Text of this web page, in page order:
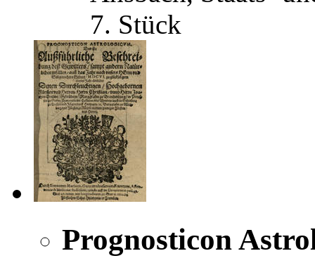
7. Stück
Prognosticon